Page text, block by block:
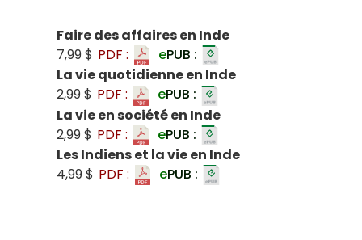
Faire des affaires en Inde
7,99 $ PDF : ePUB :
La vie quotidienne en Inde
2,99 $ PDF : ePUB :
La vie en société en Inde
2,99 $ PDF : ePUB :
Les Indiens et la vie en Inde
4,99 $ PDF : ePUB :